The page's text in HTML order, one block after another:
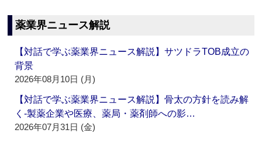
薬業界ニュース解説
【対話で学ぶ薬業界ニュース解説】サツドラTOB成立の
背景
2026年08月10日 (月)
【対話で学ぶ薬業界ニュース解説】骨太の方針を読み解
く‐製薬企業や医療、薬局・薬剤師への影…
2026年07月31日 (金)